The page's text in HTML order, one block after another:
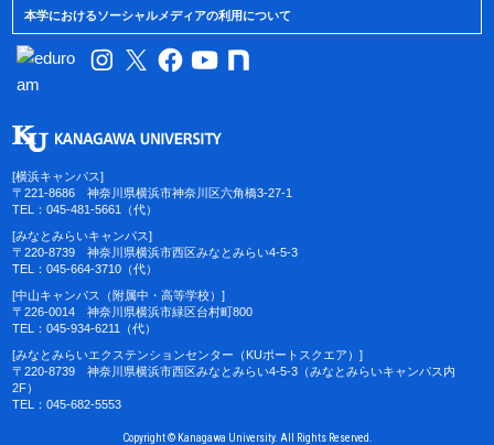
本学におけるソーシャルメディアの利用について
[横浜キャンパス]
〒221-8686 神奈川県横浜市神奈川区六角橋3-27-1
TEL：045-481-5661（代）
[みなとみらいキャンパス]
〒220-8739 神奈川県横浜市西区みなとみらい4-5-3
TEL：045-664-3710（代）
[中山キャンパス（附属中・高等学校）]
〒226-0014 神奈川県横浜市緑区台村町800
TEL：045-934-6211（代）
[みなとみらいエクステンションセンター（KUポートスクエア）]
〒220-8739 神奈川県横浜市西区みなとみらい4-5-3（みなとみらいキャンパス内
2F）
TEL：045-682-5553
Copyright © Kanagawa University. All Rights Reserved.